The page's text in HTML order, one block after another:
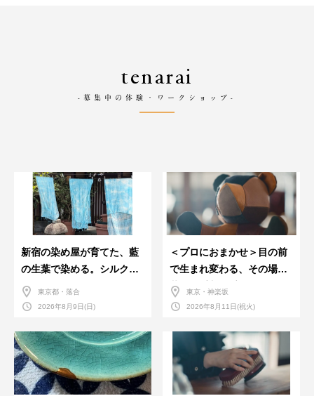
tenarai
-募集中の体験・ワークショップ-
新宿の染め屋が育てた、藍
の生葉で染める。シルクの
ストール
東京都・落合
2026年8月9日(日)
＜プロにおまかせ＞目の前
で生まれ変わる、その場で
革のお手入れ受付会。
東京・神楽坂
2026年8月11日(祝火)